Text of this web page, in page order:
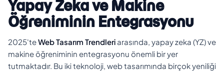
Yapay Zeka ve Makine
Öğreniminin Entegrasyonu
2025'teWeb Tasarım Trendleri arasında, yapay zeka (YZ) ve
makine öğreniminin entegrasyonu önemli bir yer
tutmaktadır. Bu iki teknoloji, web tasarımında birçok yeniliği